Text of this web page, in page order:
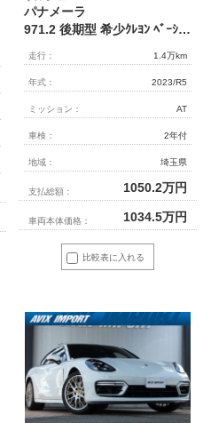
比較表に入れる
パナメーラ
971.2 後期型 希少ｸﾚﾖﾝ ﾍﾞｰｼﾞｭ革 ｼｰﾄﾋｰﾀｰ ﾄﾞﾗｲﾊﾞｰﾒﾓﾘｰPKG 純正PCMﾅﾋﾞ 全周ｶﾒﾗ&PAS ACC LKA&LCA LEDﾍｯﾄﾞﾗｲﾄ BOSEｻｳﾝﾄﾞ PASMｴｱｻｽ 純正ｽﾎﾟｰﾂﾃﾞｻﾞｲﾝ21AW ｴｸｽｸﾙｰｼﾌﾞﾃﾞｻﾞｲﾝﾃｰﾙﾚﾝｽﾞ 禁煙 正規D車
走行： 1.4万km
年式： 2023/R5
ミッション： AT
車検： 2年付
地域： 埼玉県
支払総額： 1050.2万円
車両本体価格： 1034.5万円